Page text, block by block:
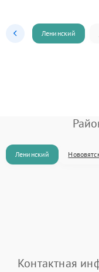
Ленинский
Ленинский
Контактная